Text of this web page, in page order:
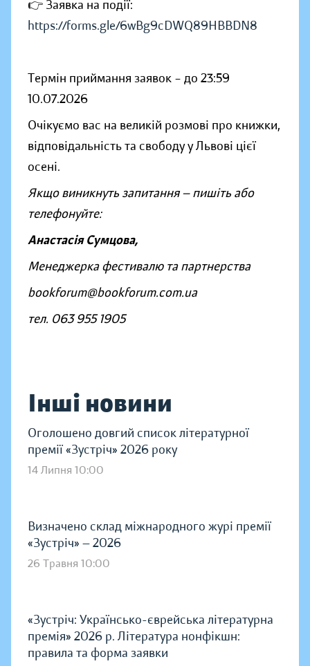
👉 Заявка на події:
https://forms.gle/6wBg9cDWQ89HBBDN8
Термін приймання заявок – до 23:59
10.07.2026
Очікуємо вас на великій розмові про книжки,
відповідальність та свободу у Львові цієї
осені.
Якщо виникнуть запитання — пишіть або
телефонуйте:
Анастасія Сумцова,
Менеджерка фестивалю та партнерства
bookforum@bookforum.com.ua
тел. 063 955 1905
Інші новини
Оголошено довгий список літературної
премії «Зустріч» 2026 року
14 Липня 10:00
Визначено склад міжнародного журі премії
«Зустріч» — 2026
26 Травня 10:00
«Зустріч: Українсько-єврейська літературна
премія» 2026 р. Література нонфікшн:
правила та форма заявки